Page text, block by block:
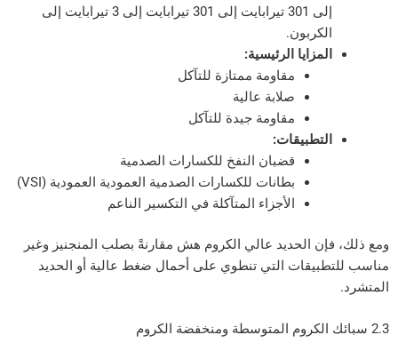
إلى 301 تيرابايت إلى 301 تيرابايت إلى 3 تيرابايت إلى
الرئيسية:
مقاومة ممتازة للتآكل
صلابة عالية
مقاومة جيدة للتآكل
قضبان النفخ للكسارات الصدمية
بطانات للكسارات الصدمية العمودية العمودية (VSI)
الأجزاء المتآكلة في التكسير الناعم
الحديد عالي الكروم هش مقارنةً بصلب المنجنيز وغير
التي تنطوي على أحمال ضغط عالية أو الحديد